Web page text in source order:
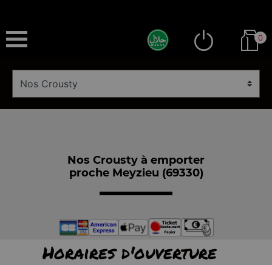
0
Nos Crousty à emporter
proche Meyzieu (69330)
Horaires d'ouverture